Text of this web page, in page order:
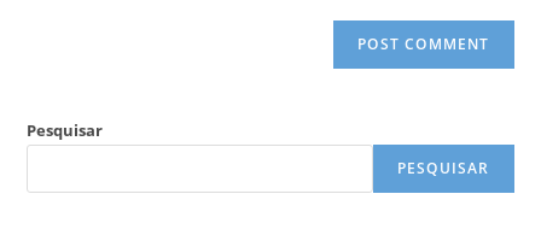
Pesquisar
PESQUISAR